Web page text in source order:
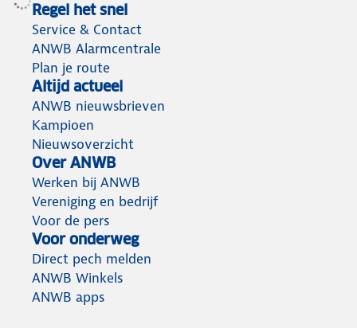
Regel het snel
Service & Contact
ANWB Alarmcentrale
Plan je route
Altijd actueel
ANWB nieuwsbrieven
Kampioen
Nieuwsoverzicht
Over ANWB
Werken bij ANWB
Vereniging en bedrijf
Voor de pers
Voor onderweg
Direct pech melden
ANWB Winkels
ANWB apps